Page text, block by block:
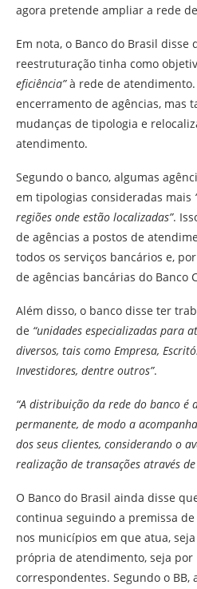
agora pretende ampliar a rede
Em nota, o Banco do Brasil disse
reestruturação tinha como
eficiência”à rede de atendimento.
encerramento de agências, mas
mudanças de tipologia e
atendimento.
Segundo o banco, algumas
em tipologias consideradas mais
regiões onde estão localizadas”.
de agências a postos de
todos os serviços bancários e,
de agências bancárias do Banco
Além disso, o banco disse ter
de “unidades especializadas para
diversos, tais como Empresa,
Investidores, dentre outros”.
“A distribuição da rede do banco é
permanente, de modo a
dos seus clientes, considerando o
realização de transações através
O Banco do Brasil ainda disse
continua seguindo a premissa
nos municípios em que atua,
própria de atendimento, seja por
correspondentes. Segundo o BB,